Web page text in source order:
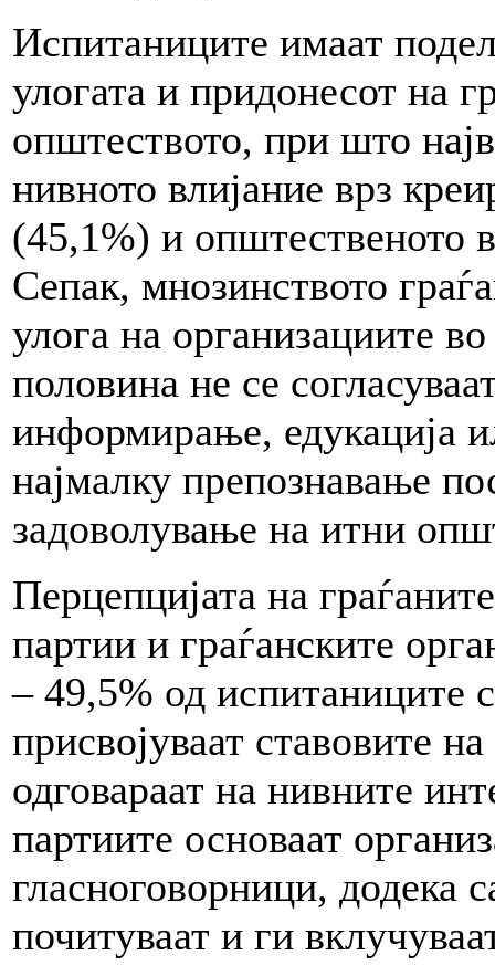
Испитаниците имаат
улогата и придонесот на
општеството, при што
нивното влијание врз
(45,1%) и општественото
Сепак, мнозинството
улога на организациите
половина не се
информирање, едукација
најмалку препознавање
задоволување на итни
Перцепцијата на
партии и граѓанските
– 49,5% од испитаниците
присвојуваат ставовите
одговараат на нивните
партиите основаат
гласноговорници, додека
почитуваат и ги